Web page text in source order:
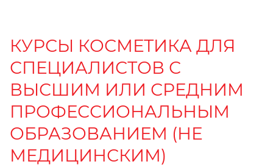
КУРСЫ КОСМЕТИКА ДЛЯ
СПЕЦИАЛИСТОВ С
ВЫСШИМ ИЛИ СРЕДНИМ
ПРОФЕССИОНАЛЬНЫМ
ОБРАЗОВАНИЕМ (НЕ
МЕДИЦИНСКИМ)